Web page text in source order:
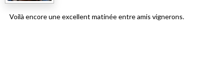
Voilà encore une excellent matinée entre amis vignerons.